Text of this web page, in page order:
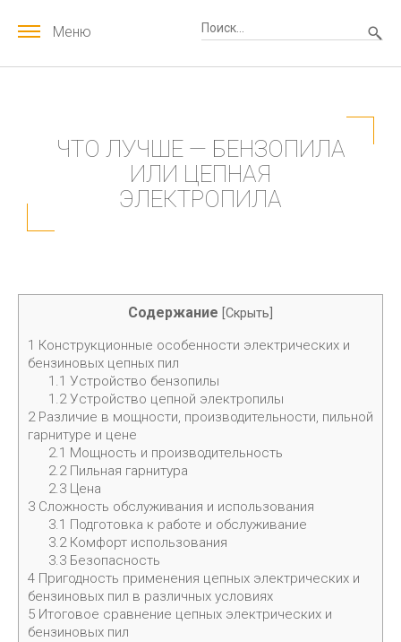
Меню
ЧТО ЛУЧШЕ — БЕНЗОПИЛА
ИЛИ ЦЕПНАЯ
ЭЛЕКТРОПИЛА
Содержание Скрыть
1 Конструкционные особенности электрических и
бензиновых цепных пил
1.1 Устройство бензопилы
1.2Устройство цепной электропилы
2Различие в мощности, производительности, пильной
гарнитуре и цене
2.1 Мощность и производительность
2.2Пильная гарнитура
2.3Цена
3 Сложность обслуживания и использования
3.1 Подготовка к работе и обслуживание
3.2Комфорт использования
3.3Безопасность
4 Пригодность применения цепных электрических и
бензиновых пил в различных условиях
5 Итоговое сравнение цепных электрических и
бензиновых пил